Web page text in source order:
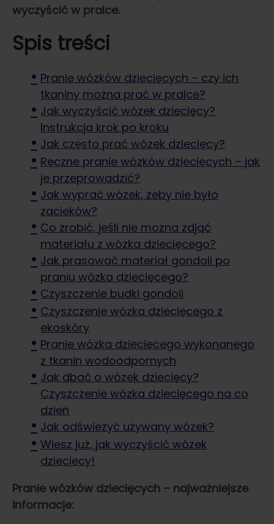
wyczyścić w pralce.
Spis treści
Pranie wózków dziecięcych – czy ich
tkaniny można prać w pralce?
Jak wyczyścić wózek dziecięcy?
Instrukcja krok po kroku
Jak często prać wózek dziecięcy?
Ręczne pranie wózków dziecięcych – jak
je przeprowadzić?
Jak wyprać wózek, żeby nie było
zacieków?
Co zrobić, jeśli nie można zdjąć
materiału z wózka dziecięcego?
Jak prasować materiał gondoli po
praniu wózka dziecięcego?
Czyszczenie budki gondoli
Czyszczenie wózka dziecięcego z
ekoskóry
Pranie wózka dziecięcego wykonanego
z tkanin wodoodpornych
Jak dbać o wózek dziecięcy?
Czyszczenie wózka dziecięcego na co
dzień
Jak odświeżyć używany wózek?
Wiesz już, jak wyczyścić wózek
dzieciecy!
Pranie wózków dziecięcych – najważniejsze
informacje: